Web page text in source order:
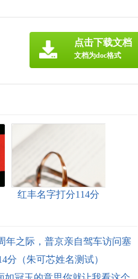
点击下载文档
文档为doc格式
红丰名字打分114分
年之际，普京亲自驾车访问塞
分（朱可芯姓名测试）